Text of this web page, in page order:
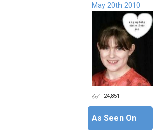
May 20th 2010
24,851
As Seen On